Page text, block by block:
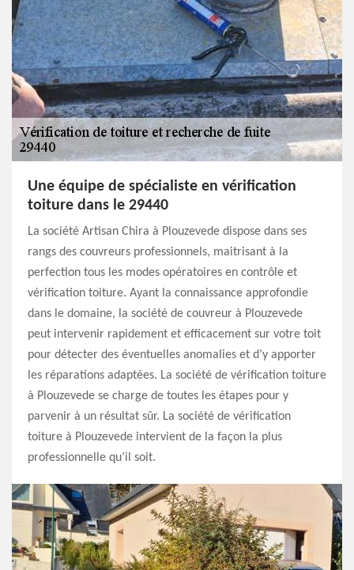
Une équipe de spécialiste en vérification
toiture dans le 29440
La société Artisan Chira à Plouzevede dispose dans ses
rangs des couvreurs professionnels, maitrisant à la
perfection tous les modes opératoires en contrôle et
vérification toiture. Ayant la connaissance approfondie
dans le domaine, la société de couvreur à Plouzevede
peut intervenir rapidement et efficacement sur votre toit
pour détecter des éventuelles anomalies et d’y apporter
les réparations adaptées. La société de vérification toiture
à Plouzevede se charge de toutes les étapes pour y
parvenir à un résultat sûr. La société de vérification
toiture à Plouzevede intervient de la façon la plus
professionnelle qu’il soit.